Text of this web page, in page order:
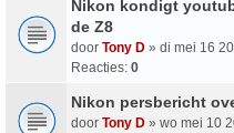
Nikon kondigt
de Z8
door Tony D » di mei 16
Reacties: 0
Nikon persbericht
door Tony D » wo mei 10